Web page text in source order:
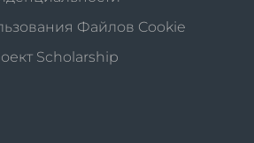
Файлов Cookie
Scholarship